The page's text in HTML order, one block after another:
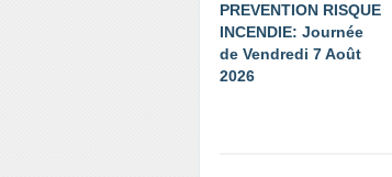
PREVENTION RISQUE
INCENDIE: Journée
de Vendredi 7 Août
2026